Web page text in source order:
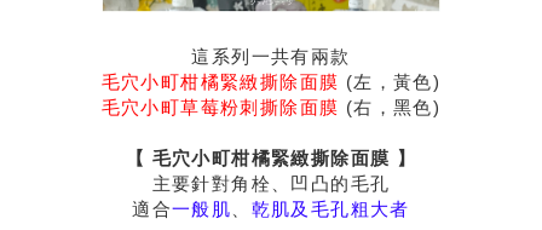
這系列一共有兩款
毛穴小町柑橘緊緻撕除面膜 (左，黃色)
毛穴小町草莓粉刺撕除面膜 (右，黑色)
【 毛穴小町柑橘緊緻撕除面膜 】
主要針對角栓、凹凸的毛孔
適合一般肌 乾肌及毛孔粗大者